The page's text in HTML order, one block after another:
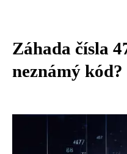
Záhada čísla
neznámý kód?